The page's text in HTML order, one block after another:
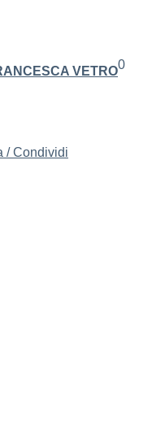
VETRO0
/ Condividi